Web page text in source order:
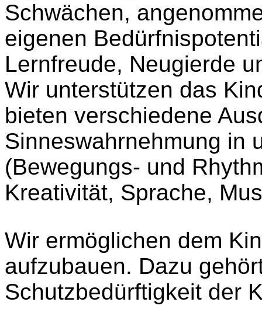
Schwächen,
eigenen
Lernfreude, Neugierde
Wir unterstützen das
bieten verschiedene
Sinneswahrnehmung in
(Bewegungs- und
Kreativität, Sprache,
Wir ermöglichen dem
aufzubauen. Dazu
Schutzbedürftigkeit der